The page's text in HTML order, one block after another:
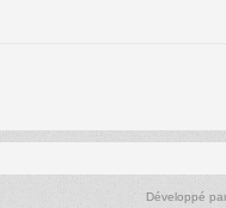
Développé par